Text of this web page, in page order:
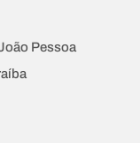
Pessoa